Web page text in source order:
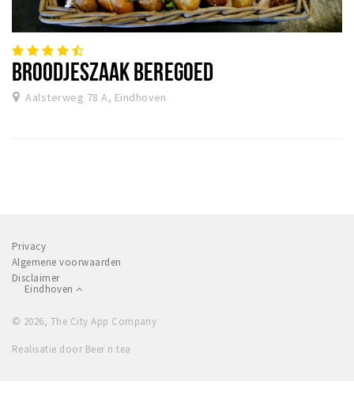
BROODJESZAAK BEREGOED
Aalsterweg 78 A, Eindhoven
Privacy
Algemene voorwaarden
Disclaimer
Eindhoven
© 2026, The City App Company
Realisatie door Beer n tea